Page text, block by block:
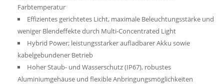
Farbtemperatur
Effizientes gerichtetes Licht, maximale Beleuchtungsstärke und
weniger Blendeffekte durch Multi-Concentrated Light
Hybrid Power; leistungsstarker aufladbarer Akku sowie
kabelgebundener Betrieb
Hoher Staub- und Wasserschutz (IP67), robustes
Aluminiumgehäuse und flexible Anbringungsmöglichkeiten